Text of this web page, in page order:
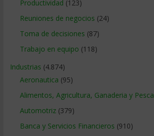
Productividad (123)
Reuniones de negocios (24)
Toma de decisiones (87)
Trabajo en equipo (118)
Industrias (4.874)
Aeronautica (95)
Alimentos, Agricultura, Ganaderia y Pesca
Automotriz(379)
Banca y Servicios Financieros (910)